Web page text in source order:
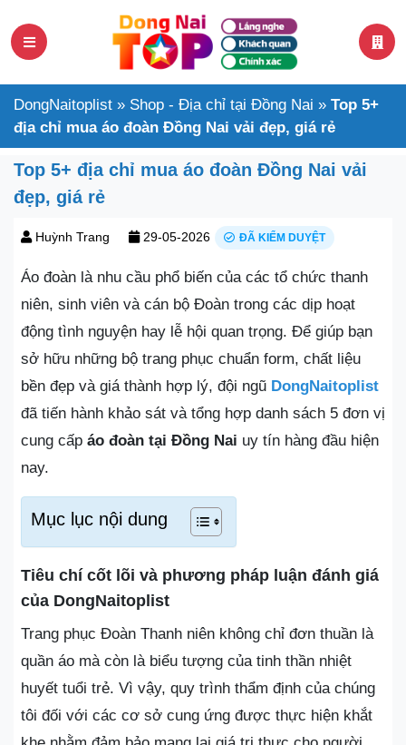
DongNaitoplist » Shop - Địa chỉ tại Đồng Nai » Top 5+
địa chỉ mua áo đoàn Đồng Nai vải đẹp, giá rẻ
Top 5+ địa chỉ mua áo đoàn Đồng Nai vải
đẹp, giá rẻ
Huỳnh Trang 29-05-2026 ĐÃ KIỂM DUYỆT
Áo đoàn là nhu cầu phổ biến của các tổ chức thanh
niên, sinh viên và cán bộ Đoàn trong các dịp hoạt
động tình nguyện hay lễ hội quan trọng. Để giúp bạn
sở hữu những bộ trang phục chuẩn form, chất liệu
bền đẹp và giá thành hợp lý, đội ngũ DongNaitoplist
đã tiến hành khảo sát và tổng hợp danh sách 5 đơn vị
cung cấp áo đoàn tại Đồng Nai uy tín hàng đầu hiện
nay.
Mục lục nội dung
Tiêu chí cốt lõi và phương pháp luận đánh giá
của DongNaitoplist
Trang phục Đoàn Thanh niên không chỉ đơn thuần là
quần áo mà còn là biểu tượng của tinh thần nhiệt
huyết tuổi trẻ. Vì vậy, quy trình thẩm định của chúng
tôi đối với các cơ sở cung ứng được thực hiện khắt